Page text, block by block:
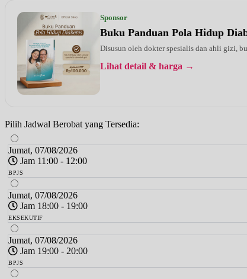
Sponsor
Buku Panduan Pola Hidup
Disusun oleh dokter spesialis dan ahli gizi,
Lihat detail & harga →
Pilih Jadwal Berobat yang Tersedia:
Jumat, 07/08/2026
Jam 11:00 - 12:00
BPJS
Jumat, 07/08/2026
Jam 18:00 - 19:00
EKSEKUTIF
Jumat, 07/08/2026
Jam 19:00 - 20:00
BPJS